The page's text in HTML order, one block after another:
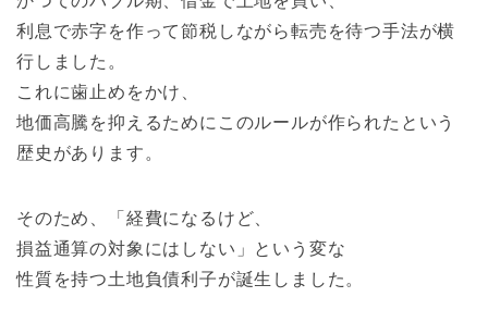
利息で赤字を作って節税しながら転売を待つ手法が横
行しました。
これに歯止めをかけ、
地価高騰を抑えるためにこのルールが作られたという
歴史があります。
そのため、「経費になるけど、
損益通算の対象にはしない」という変な
性質を持つ土地負債利子が誕生しました。